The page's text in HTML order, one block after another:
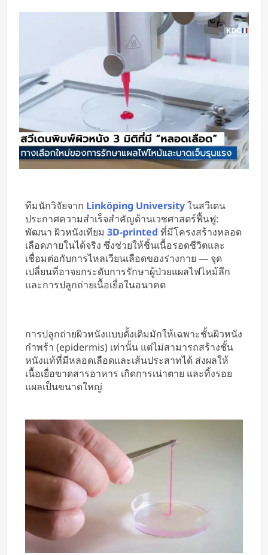
Meta Horizon+ จับมือ Xbox Game
Pass เปลี่ยนแว่น Meta Quest ให้
กลายเป็นจอเกมเสมือนขนาด 26 ฟุต
1 วัน Ago
ชัดแม้แสงน้อย! จีนพัฒนาแว่น Night
Vision มองกลางคืนได้ครบทุกสี
เปลี่ยนขยะพลาสติกเป็นพลังงาน
สะอาด! นักวิจัยค้นพบวิธีผลิต
“ไฮโดรเจน” จากพลาสติกผสม โดย
ไม่ต้องคัดแยกก่อน
1 วัน Ago
“MouthPad” เมาส์ควบคุมด้วย “ลิ้น”
ใช้มือ
ทีมนักวิจัยจาก Linköping Universityในสวีเดน
ประกาศความสำเร็จสำคัญด้านเวชศาสตร์ฟื้นฟู:
พัฒนา ผิวหนังเทียม 3D-printed ที่มีโครงสร้างหลอด
เลือดภายในได้จริง ซึ่งช่วยให้ชิ้นเนื้อรอดชีวิตและ
เชื่อมต่อกับการไหลเวียนเลือดของร่างกาย — จุด
เปลี่ยนที่อาจยกระดับการรักษาผู้ป่วยแผลไฟไหม้ลึก
และการปลูกถ่ายเนื้อเยื่อในอนาคต
การปลูกถ่ายผิวหนังแบบดั้งเดิมมักให้เฉพาะชั้นผิวหนัง
กำพร้า (epidermis) เท่านั้น แต่ไม่สามารถสร้างชั้น
หนังแท้ที่มีหลอดเลือดและเส้นประสาทได้ ส่งผลให้
เนื้อเยื่อขาดสารอาหาร เกิดการเน่าตาย และทิ้งรอย
แผลเป็นขนาดใหญ่